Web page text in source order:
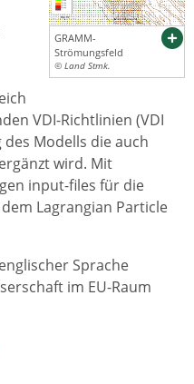
GRAMM-
Strömungsfeld
© Land Stmk.
VDI-Richtlinien (VDI
Modells die auch
wird. Mit
input-files für die
Lagrangian Particle
Sprache
im EU-Raum